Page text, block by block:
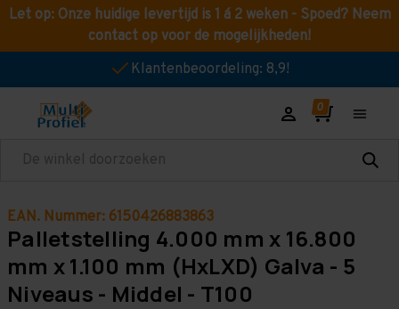
Let op: Onze huidige levertijd is 1 á 2 weken - Spoed? Neem
contact op voor de mogelijkheden!
Klantenbeoordeling: 8,9!
Zoeken
EAN. Nummer: 6150426883863
Palletstelling 4.000 mm x 16.800
mm x 1.100 mm (HxLXD) Galva - 5
Niveaus - Middel - T100